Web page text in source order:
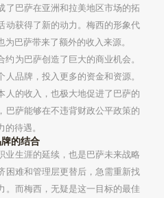
了巴萨在亚洲和拉美地区市场的拓
动获得了新的动力。梅西的形象代
巴萨带来了额外的收入来源。
为巴萨创造了巨大的商业机会。
品牌，投入更多的资金和资源。
人的收入，也极大地促进了巴萨的
巴萨能够在不违背财政公平政策的
待遇。
的结合
业生涯的延续，也是巴萨未来战略
困难和管理层更替后，急需重新找
。而梅西，无疑是这一目标的最佳